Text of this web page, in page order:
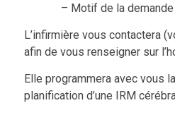
– Motif de la demande
L’infirmière vous contactera
afin de vous renseigner sur
Elle programmera avec vous
planification d’une IRM